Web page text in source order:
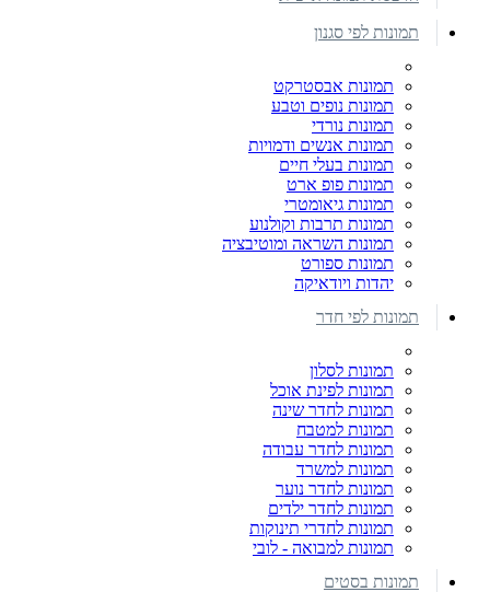
תמונות לפי סגנון
תמונות אבסטרקט
תמונות נופים וטבע
תמונות נורדי
תמונות אנשים ודמויות
תמונות בעלי חיים
תמונות פופ ארט
תמונות גיאומטרי
תמונות תרבות וקולנוע
תמונות השראה ומוטיבציה
תמונות ספורט
יהדות ויודאיקה
תמונות לפי חדר
תמונות לסלון
תמונות לפינת אוכל
תמונות לחדר שינה
תמונות למטבח
תמונות לחדר עבודה
תמונות למשרד
תמונות לחדר נוער
תמונות לחדר ילדים
תמונות לחדרי תינוקות
תמונות למבואה - לובי
תמונות בסטים